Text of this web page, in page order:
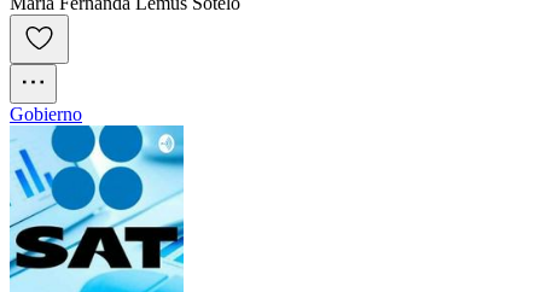
Gobierno